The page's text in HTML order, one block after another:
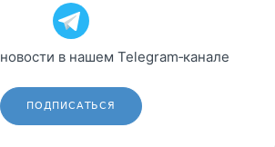
в нашем Telegram‑канале
ПОДПИСАТЬСЯ